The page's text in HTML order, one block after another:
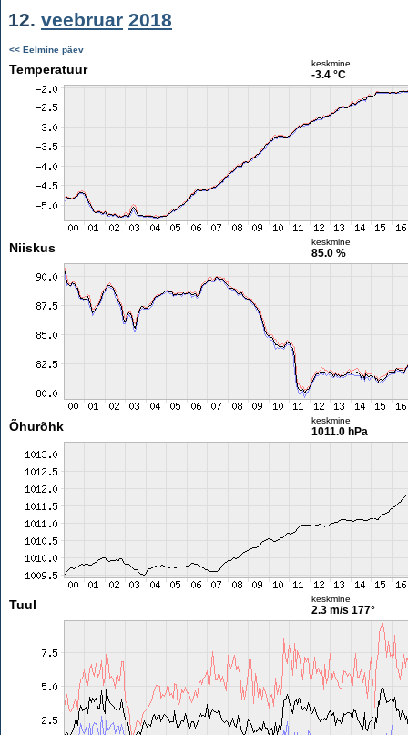
12. veebruar 2018
<< Eelmine päev
Temperatuur keskmine
-3.4 °C
Niiskus keskmine
85.0 %
Õhurõhk keskmine
1011.0 hPa
Tuul keskmine
2.3 m/s 177°